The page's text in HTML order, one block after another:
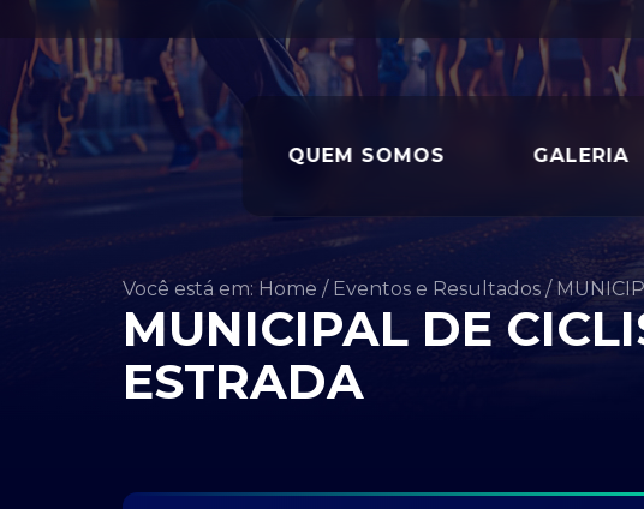
QUEM SOMOS GALERIA
Você está em: Home / Eventos e Resultados /
MUNICIPAL DE
ESTRADA